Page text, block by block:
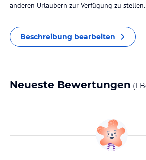
anderen Urlaubern zur Verfügung zu stellen.
Beschreibung bearbeiten
Neueste Bewertungen (1